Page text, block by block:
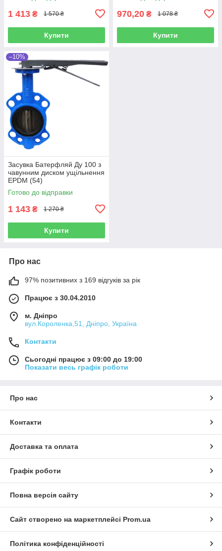
1 413 ₴ 1 570 ₴
Купити
970,20 ₴ 1 078 ₴
Купити
–10%
Засувка Батерфляй Ду 100 з
чавунним диском ущільнення
EPDM (54)
Готово до відправки
1 143 ₴ 1 270 ₴
Купити
Про нас
97% позитивних з 169 відгуків за рік
Працює з 30.04.2010
м. Дніпро
вул.Короленка,51, Дніпро, Україна
Контакти
Сьогодні працює з 09:00 до 19:00
Показати весь графік роботи
Про нас
Контакти
Доставка та оплата
Графік роботи
Повна версія сайту
Сайт створено на маркетплейсі Prom.ua
Політика конфіденційності